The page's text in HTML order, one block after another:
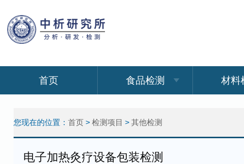
首页 食品检测 材料
您现在的位置： 首页 > 检测项目 > 其他检测
电子加热灸疗设备包装检测